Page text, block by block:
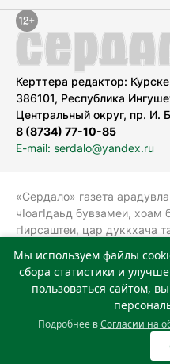
Керттера редактор:
386101, Республика
Центральный округ, пр. И.
8 (8734) 77-10-85
E-mail: serdalo@yandex.ru
«Сердало» газета
чIоагIдаьд бувзамеи, хоам
гIирсаштеи, цар дуккхача
болхлоша (Роскомнадзор).
Реестровая запись СМИ:
78323 от 15.05.2020 г.
Государственное
учреждение
Мы используем файлы
сбора статистики и
пользоваться сайтом,
Подробнее вСогласии на